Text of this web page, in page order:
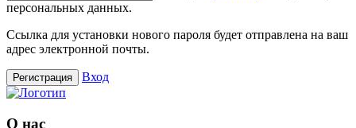
персональных данных.
Ссылка для установки нового пароля будет отправлена ​​на ваш
адрес электронной почты.
Регистрация Вход
О нас